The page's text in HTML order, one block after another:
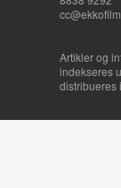
Artikler og
indekseres
distribueres